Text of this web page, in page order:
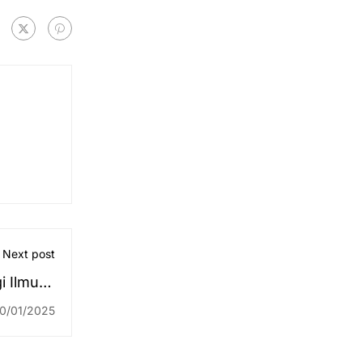
Next post
Ilmu di
Punggu
01/2025